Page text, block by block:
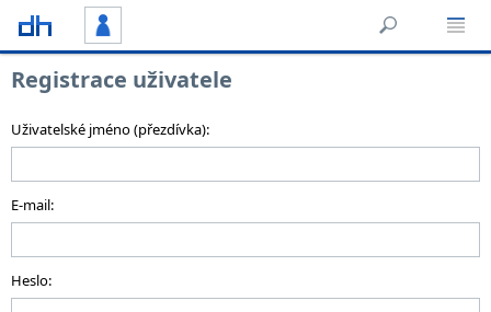
Registrace uživatele
Uživatelské jméno (přezdívka):
E-mail:
Heslo: